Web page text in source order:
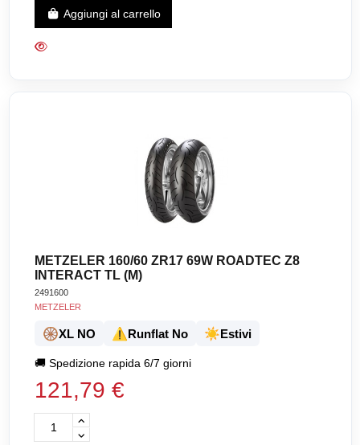
Aggiungi al carrello
METZELER 160/60 ZR17 69W ROADTEC Z8
INTERACT TL (M)
2491600
METZELER
🛞XL NO ⚠️Runflat No ☀️Estivi
🚚Spedizione rapida 6/7 giorni
121,79 €